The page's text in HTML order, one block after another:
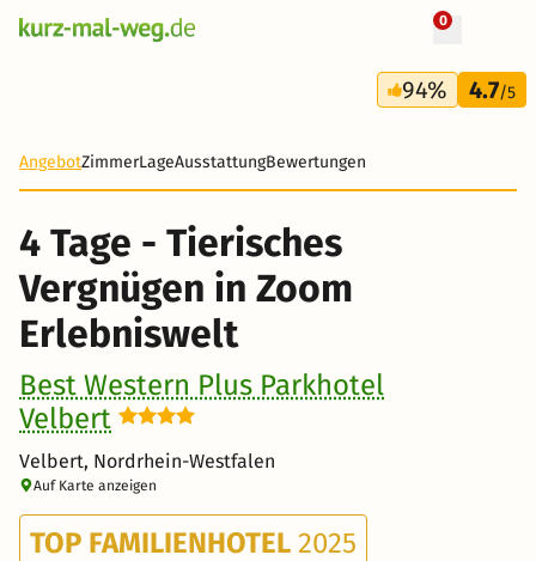
0
4 Tage
211 €
94% 4.7/5
AngebotZimmerLageAusstattungBewertungen
4 Tage - Tierisches
Vergnügen in Zoom
Erlebniswelt
Best Western Plus Parkhotel
Velbert
Velbert, Nordrhein-Westfalen
Auf Karte anzeigen
TOP FAMILIENHOTEL 2025